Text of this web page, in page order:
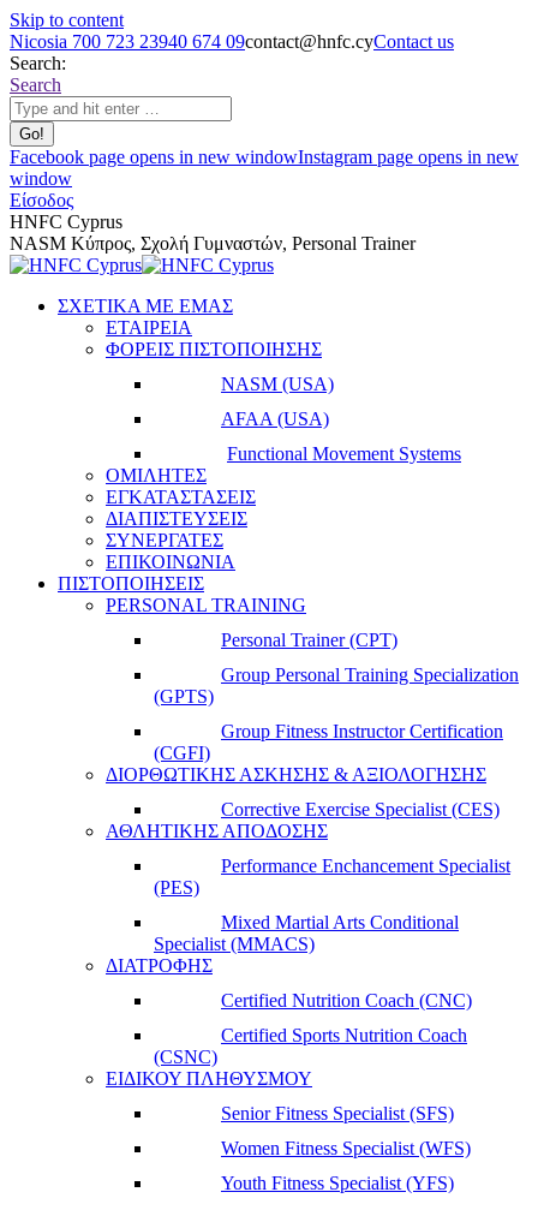
Skip to content
Nicosia 700 723 23940 674 09contact@hnfc.cyContact us
Search:
Search
Facebook page opens in new windowInstagram page opens in new
window
Είσοδος
HNFC Cyprus
NASM Κύπρος, Σχολή Γυμναστών, Personal Trainer
ΣΧΕΤΙΚΑ ΜΕ ΕΜΑΣ
ΕΤΑΙΡΕΙΑ
ΦΟΡΕΙΣ ΠΙΣΤΟΠΟΙΗΣΗΣ
NASM (USA)
AFAA (USA)
Functional Movement Systems
ΟΜΙΛΗΤΕΣ
ΕΓΚΑΤΑΣΤΑΣΕΙΣ
ΔΙΑΠΙΣΤΕΥΣΕΙΣ
ΣΥΝΕΡΓΑΤΕΣ
ΕΠΙΚΟΙΝΩΝΙΑ
ΠΙΣΤΟΠΟΙΗΣΕΙΣ
PERSONAL TRAINING
Personal Trainer (CPT)
Group Personal Training Specialization
(GPTS)
Group Fitness Instructor Certification
(CGFI)
ΔΙΟΡΘΩΤΙΚΗΣ ΑΣΚΗΣΗΣ & ΑΞΙΟΛΟΓΗΣΗΣ
Corrective Exercise Specialist (CES)
ΑΘΛΗΤΙΚΗΣ ΑΠΟΔΟΣΗΣ
Performance Enchancement Specialist
(PES)
Mixed Martial Arts Conditional
Specialist (MMACS)
ΔΙΑΤΡΟΦΗΣ
Certified Nutrition Coach (CNC)
Certified Sports Nutrition Coach
(CSNC)
ΕΙΔΙΚΟΥ ΠΛΗΘΥΣΜΟΥ
Senior Fitness Specialist (SFS)
Women Fitness Specialist (WFS)
Youth Fitness Specialist (YFS)